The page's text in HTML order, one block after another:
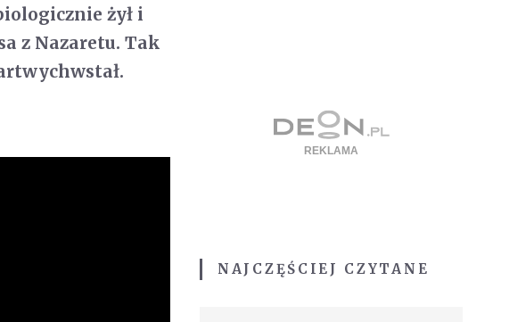
żył i
z Nazaretu. Tak
NAJCZĘŚCIEJ CZYTANE